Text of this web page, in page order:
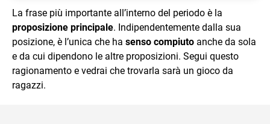
La frase più importante all’interno del periodo è la
proposizione principale. Indipendentemente dalla sua
posizione, è l’unica che ha senso compiuto anche da sola
e da cui dipendono le altre proposizioni. Segui questo
ragionamento e vedrai che trovarla sarà un gioco da
ragazzi.